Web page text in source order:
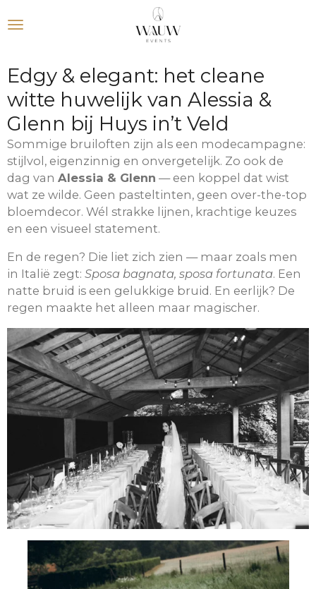
direct
de
hoofdinhoud
Edgy & elegant: het cleane
witte huwelijk van Alessia &
Glenn bij Huys in’t Veld
Sommige bruiloften zijn als een modecampagne:
stijlvol, eigenzinnig en onvergetelijk. Zo ook de
dag van Alessia & Glenn — een koppel dat wist
wat ze wilde. Geen pasteltinten, geen over-the-top
bloemdecor. Wél strakke lijnen, krachtige keuzes
en een visueel statement.
En de regen? Die liet zich zien — maar zoals men
in Italië zegt: Sposa bagnata, sposa fortunata. Een
natte bruid is een gelukkige bruid. En eerlijk? De
regen maakte het alleen maar magischer.